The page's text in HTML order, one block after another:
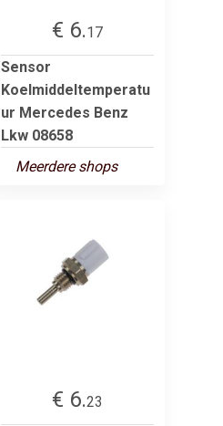
€ 6.17
Sensor
Koelmiddeltemperatu
ur Mercedes Benz
Lkw 08658
Meerdere shops
€ 6.23